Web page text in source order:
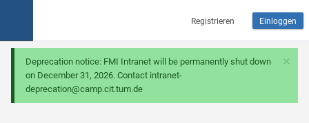
Registrieren Einloggen
×
Deprecation notice: FMI Intranet will be permanently shut down
on December 31, 2026. Contact intranet-
deprecation@camp.cit.tum.de